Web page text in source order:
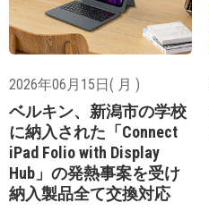
2026年06月15日( 月 )
ベルキン、新潟市の学校
に納入された「Connect
iPad Folio with Display
Hub」の発熱事案を受け
納入製品全て交換対応